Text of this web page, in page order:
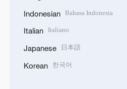
Indonesian Bahasa Indonesia
Italian Italiano
Japanese 日本語
Korean 한국어